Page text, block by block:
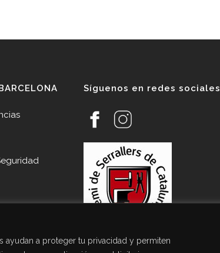
ayudan a proteger tu privacidad y permiten
Síguenos en redes sociales